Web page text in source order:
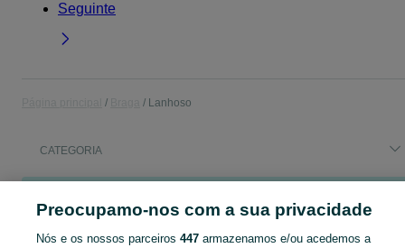
Seguinte
Lanhoso
CATEGORIA
arrenda pintores construcao civil arrendamento contentor
pintores pagamento semanal
Preocupamo-nos com a sua privacidade
Nós e os nossos parceiros 447armazenamos e/ou acedemos a